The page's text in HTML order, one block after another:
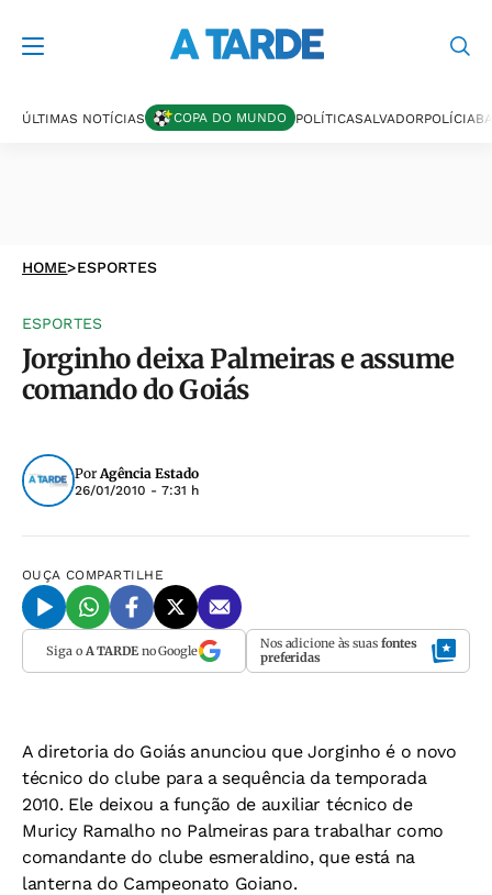
ÚLTIMAS NOTÍCIAS COPA DO MUNDO POLÍTICASALVADORPOLÍCIA
HOME>ESPORTES
ESPORTES
Jorginho deixa Palmeiras e assume
comando do Goiás
PorAgência Estado
26/01/2010 - 7:31 h
OUÇA COMPARTILHE
Siga o A TARDEno Google Nos adicione às suas fontes
preferidas
A diretoria do Goiás anunciou que Jorginho é o novo
técnico do clube para a sequência da temporada
2010. Ele deixou a função de auxiliar técnico de
Muricy Ramalho no Palmeiras para trabalhar como
comandante do clube esmeraldino, que está na
lanterna do Campeonato Goiano.